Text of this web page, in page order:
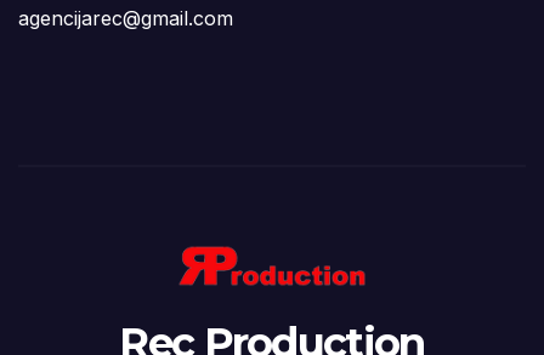
agencijarec@gmail.com
Rec Production